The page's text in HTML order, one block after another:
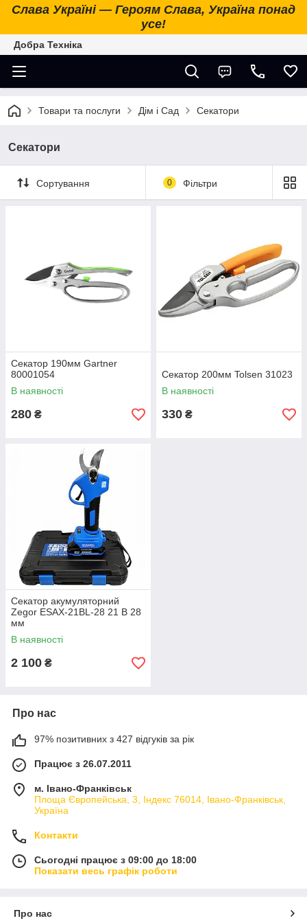
Слава Україні — Героям Слава, Україна понад
усе!
Добра Техніка
Товари та послуги Дім і Сад Секатори
Секатори
Сортування 0 Фільтри
Секатор 190мм Gartner
80001054
В наявності
280 ₴
Секатор 200мм Tolsen 31023
В наявності
330 ₴
Секатор акумуляторний
Zegor ESAX-21BL-28 21 В 28
мм
В наявності
2 100 ₴
Про нас
97% позитивних з 427 відгуків за рік
Працює з 26.07.2011
м. Івано-Франківськ
Площа Європейська, 3, Індекс 76014, Івано-Франківськ,
Україна
Контакти
Сьогодні працює з 09:00 до 18:00
Показати весь графік роботи
Про нас